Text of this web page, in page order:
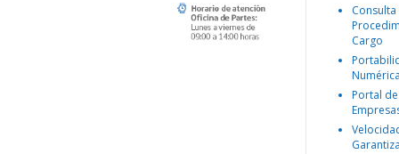
Consulta
Cargo
Portal